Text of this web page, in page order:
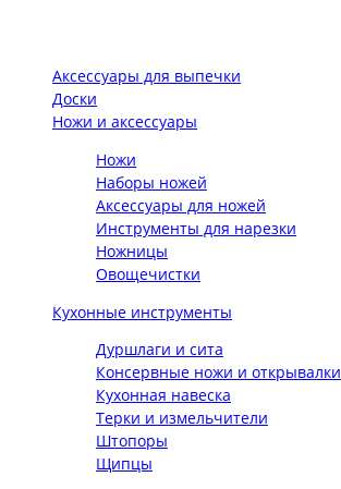
Аксессуары для выпечки
Доски
Ножи и аксессуары
Ножи
Наборы ножей
Аксессуары для ножей
Инструменты для нарезки
Ножницы
Овощечистки
Кухонные инструменты
Дуршлаги и сита
Консервные ножи и открывалки
Кухонная навеска
Терки и измельчители
Штопоры
Щипцы